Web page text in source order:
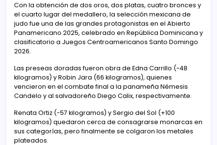
Con la obtención de dos oros, dos platas, cuatro bronces y
el cuarto lugar del medallero, la selección mexicana de
judo fue una de las grandes protagonistas en el Abierto
Panamericano 2025, celebrado en República Dominicana y
clasificatorio a Juegos Centroamericanos Santo Domingo
2026.
Las preseas doradas fueron obra de Edna Carrillo (-48
kilogramos) y Robin Jara (66 kilogramos), quienes
vencieron en el combate final a la panameña Némesis
Candelo y al salvadoreño Diego Calix, respectivamente.
Renata Ortiz (-57 kilogramos) y Sergio del Sol (+100
kilogramos) quedaron cerca de consagrarse monarcas en
sus categorías, pero finalmente se colgaron los metales
plateados.